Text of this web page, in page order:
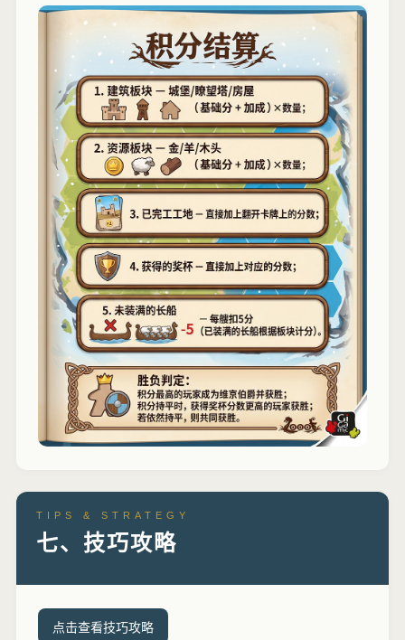
TIPS & STRATEGY
七、技巧攻略
点击查看技巧攻略